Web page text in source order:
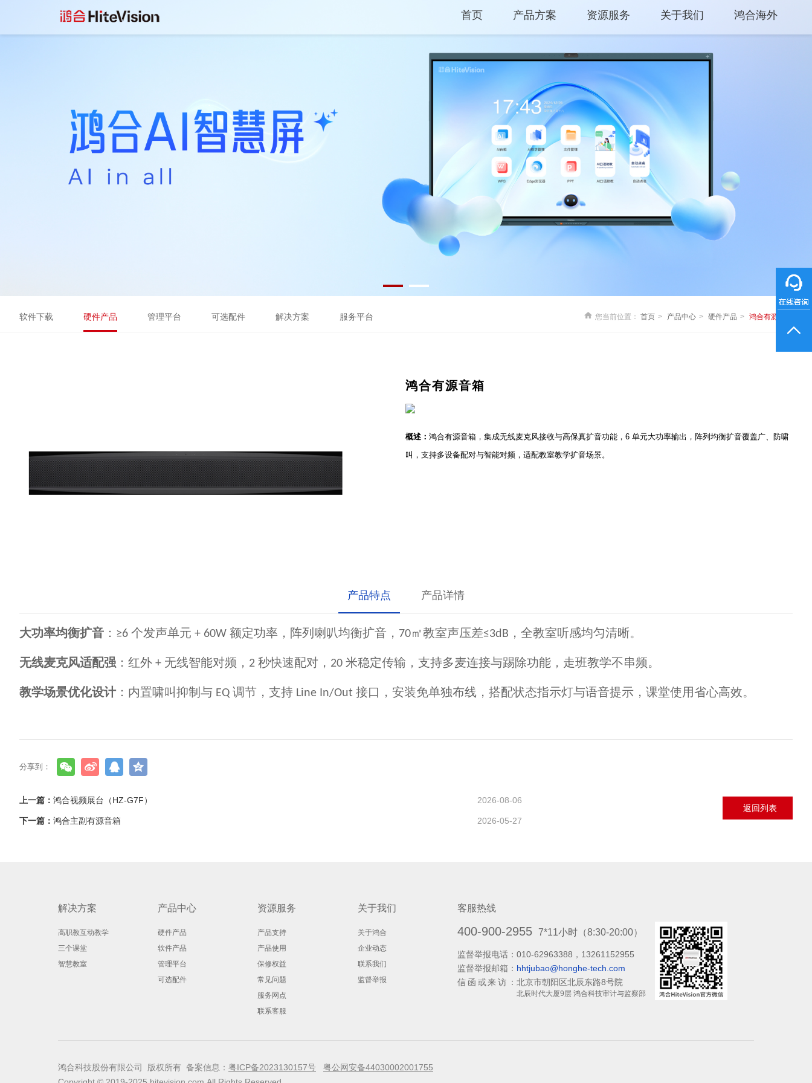
首页 产品方案
服务平台
资源服务
云开放平台
保修权益
常见问题
服务网点
联系客服
关于我们
监督举报
鸿合海外
软件下载 硬件产品 管理平台 可选配件 解决方案 服务平台 您当前位置： 首页 产品中心 硬件产品 鸿合有源音箱
鸿合有源音箱
概述： 鸿合有源音箱，集成无线麦克风接收与高保真扩音功能，6 单元大功率输出，阵列均衡扩音覆盖广、防啸
叫，支持多设备配对与智能对频，适配教室教学扩音场景。
产品特点 产品详情
大功率均衡扩音 ： ≥6 个发声单元 + 60W 额定功率，阵列喇叭均衡扩音， 70㎡教室声压差≤3dB ，全教室听感均匀清晰。
无线麦克风适配强 ：红外 + 无线智能对频， 2 秒快速配对， 20 米稳定传输，支持多麦连接与踢除功能，走班教学不串频。
教学场景优化设计：内置啸叫抑制与 EQ 调节，支持 Line In/Out 接口，安装免单独布线，搭配状态指示灯与语音提示，课堂使用省心高效。
分享到：
上一篇： 鸿合视频展台（HZ-G7F） 2026-08-06
下一篇： 鸿合主副有源音箱 2026-05-27
返回列表
解决方案
高职教互动教学
三个课堂
智慧教室
产品中心
硬件产品
软件产品
管理平台
可选配件
资源服务
产品支持
产品使用
保修权益
常见问题
服务网点
联系客服
关于我们
关于鸿合
企业动态
联系我们
监督举报
客服热线
400-900-2955 7*11小时（8:30-20:00）
监督举报电话： 010-62963388，13261152955
监督举报邮箱： hhtjubao@honghe-tech.com
信函或来访： 北京市朝阳区北辰东路8号院
北辰时代大厦9层 鸿合科技审计与监察部
鸿合科技股份有限公司 版权所有 备案信息： 粤ICP备2023130157号
粤公网安备44030002001755